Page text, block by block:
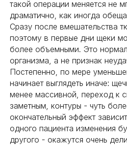
такой операции меняется не
драматично, как иногда
Сразу после вмешательства
поэтому в первые дни щеки
более объемными. Это
организма, а не признак
Постепенно, по мере
начинает выглядеть иначе:
менее массивной, переход к
заметным, контуры - чуть
окончательный эффект
одного пациента изменения
другого - окажутся очень